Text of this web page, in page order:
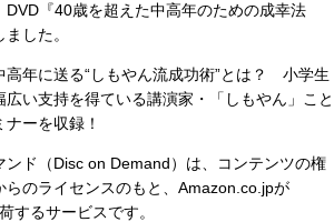
『40歳を超えた中高年のための成幸法
した。
高年に送る“しもやん流成功術”とは？ 小学生
い支持を得ている講演家・「しもやん」こと
ーを収録！
ド（Disc on Demand）は、コンテンツの権
らのライセンスのもと、Amazon.co.jpが
するサービスです。